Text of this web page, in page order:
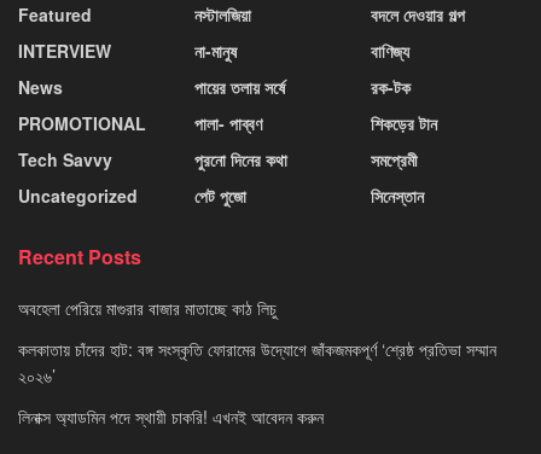
Featured
INTERVIEW
News
PROMOTIONAL
Tech Savvy
Uncategorized
নস্টালজিয়া
না-মানুষ
পায়ের তলায় সর্ষে
পালা- পাব্বণ
পুরনো দিনের কথা
পেট পুজো
বদলে দেওয়ার গল্প
বাণিজ্য
রক-টক
শিকড়ের টান
সমপ্রেমী
সিনেস্তান
Recent Posts
অবহেলা পেরিয়ে মাগুরার বাজার মাতাচ্ছে কাঠ লিচু
কলকাতায় চাঁদের হাট: বঙ্গ সংস্কৃতি ফোরামের উদ্যোগে জাঁকজমকপূর্ণ ‘শ্রেষ্ঠ প্রতিভা সম্মান
২০২৬’
লিনাক্স অ্যাডমিন পদে স্থায়ী চাকরি! এখনই আবেদন করুন